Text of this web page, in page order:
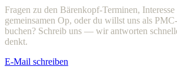
Fragen zu den Bärenkopf-Terminen, Interesse
gemeinsamen Op, oder du willst uns als
buchen? Schreib uns — wir antworten
denkt.
E-Mail schreiben